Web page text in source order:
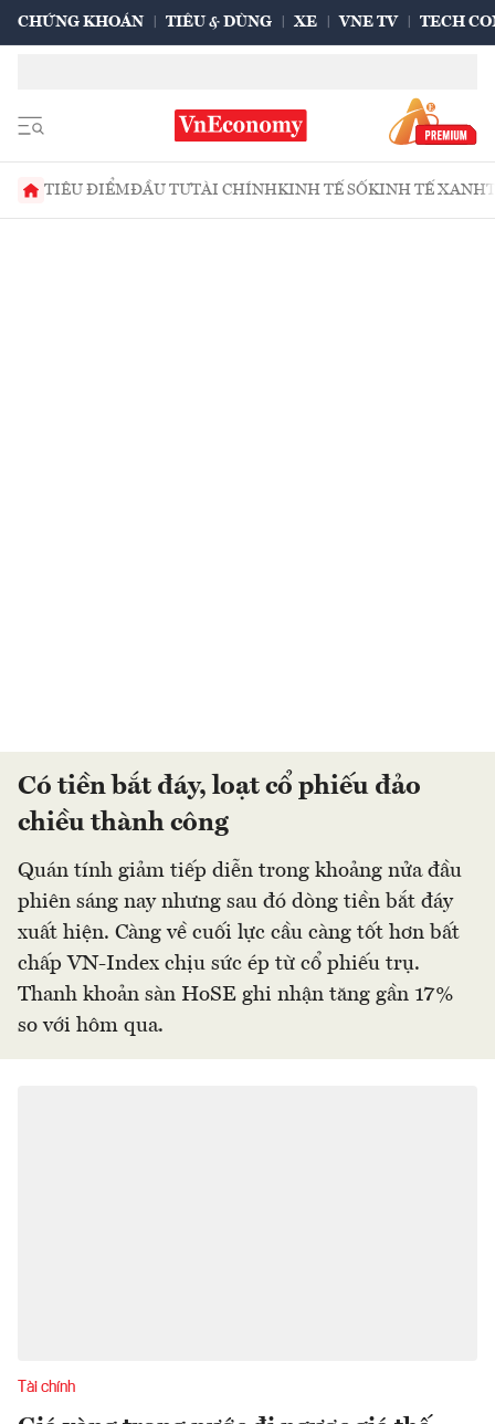
CHỨNG KHOÁN TIÊU & DÙNG XE VNE TV TECH
TIÊU ĐIỂMĐẦU TƯTÀI CHÍNHKINH TẾ SỐKINH TẾ XANH
Có tiền bắt đáy, loạt cổ phiếu đảo
chiều thành công
Quán tính giảm tiếp diễn trong khoảng nửa đầu
phiên sáng nay nhưng sau đó dòng tiền bắt đáy
xuất hiện. Càng về cuối lực cầu càng tốt hơn bất
chấp VN-Index chịu sức ép từ cổ phiếu trụ.
Thanh khoản sàn HoSE ghi nhận tăng gần 17%
so với hôm qua.
Tài chính